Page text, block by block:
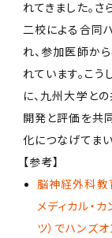
れてきました。
二校による合同
れ、参加医師か
れています。こ
に、九州大学と
開発と評価を共
化につなげてまい
【参考】
脳神経外科教
メディカル・
ツ）でハンズ